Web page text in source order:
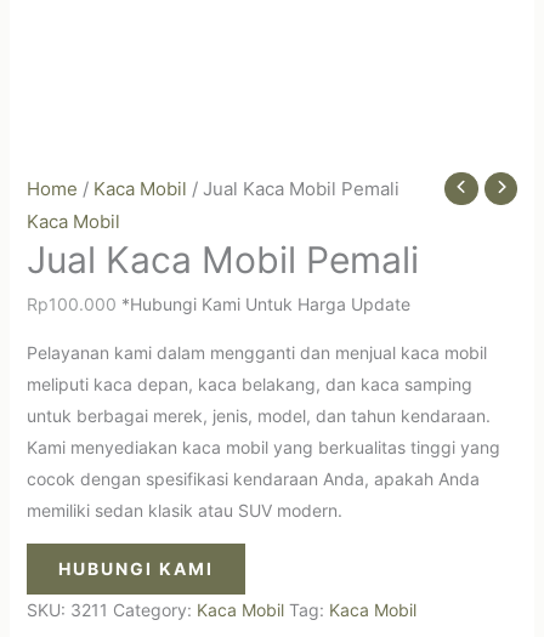
Home / Kaca Mobil / Jual Kaca Mobil Pemali
Kaca Mobil
Jual Kaca Mobil Pemali
Rp100.000 *Hubungi Kami Untuk Harga Update
Pelayanan kami dalam mengganti dan menjual kaca mobil
meliputi kaca depan, kaca belakang, dan kaca samping
untuk berbagai merek, jenis, model, dan tahun kendaraan.
Kami menyediakan kaca mobil yang berkualitas tinggi yang
cocok dengan spesifikasi kendaraan Anda, apakah Anda
memiliki sedan klasik atau SUV modern.
HUBUNGI KAMI
SKU: 3211 Category: Kaca Mobil Tag: Kaca Mobil